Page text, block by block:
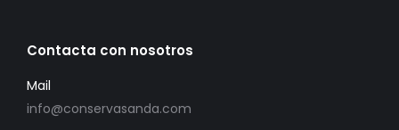
Contacta con nosotros
Mail
info@conservasanda.com